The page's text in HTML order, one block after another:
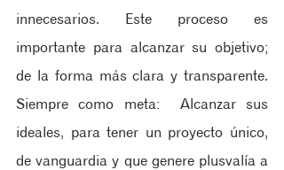
innecesarios. Este proceso es
importante para alcanzar su objetivo;
de la forma más clara y transparente.
Siempre como meta:  Alcanzar sus
ideales, para tener un proyecto único,
de vanguardia y que genere plusvalía a